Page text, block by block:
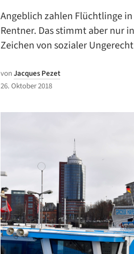
Angeblich zahlen Flüchtlinge
Rentner. Das stimmt aber nur
Zeichen von sozialer
vonJacques Pezet
26. Oktober 2018